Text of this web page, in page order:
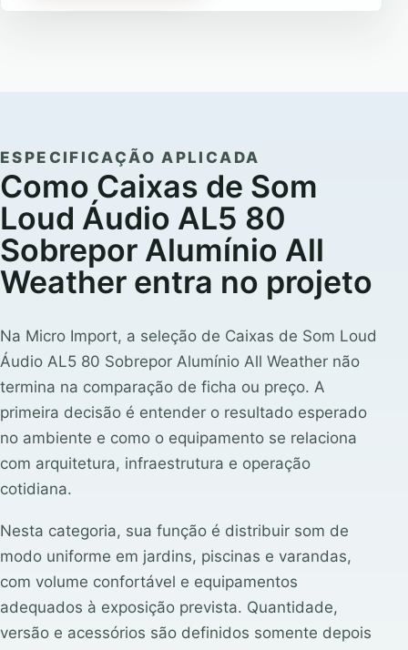
ESPECIFICAÇÃO APLICADA
Como Caixas de Som
Loud Áudio AL5 80
Sobrepor Alumínio All
Weather entra no projeto
Na Micro Import, a seleção de Caixas de Som Loud
Áudio AL5 80 Sobrepor Alumínio All Weather não
termina na comparação de ficha ou preço. A
primeira decisão é entender o resultado esperado
no ambiente e como o equipamento se relaciona
com arquitetura, infraestrutura e operação
cotidiana.
Nesta categoria, sua função é distribuir som de
modo uniforme em jardins, piscinas e varandas,
com volume confortável e equipamentos
adequados à exposição prevista. Quantidade,
versão e acessórios são definidos somente depois